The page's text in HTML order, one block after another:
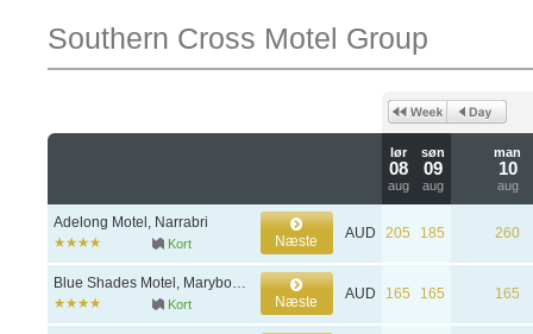
Southern Cross Motel Group
lør
08
aug
søn
09
aug
man
10
aug
Adelong Motel, Narrabri
Kort Næste AUD 205 185 260
Blue Shades Motel, Maryborough
Kort Næste AUD 165 165 165